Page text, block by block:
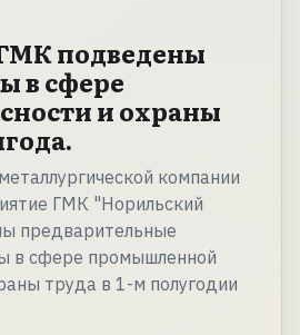
подведены
в сфере
и охраны
компании
ГМК "Норильский
предварительные
в сфере промышленной
труда в 1-м полугодии